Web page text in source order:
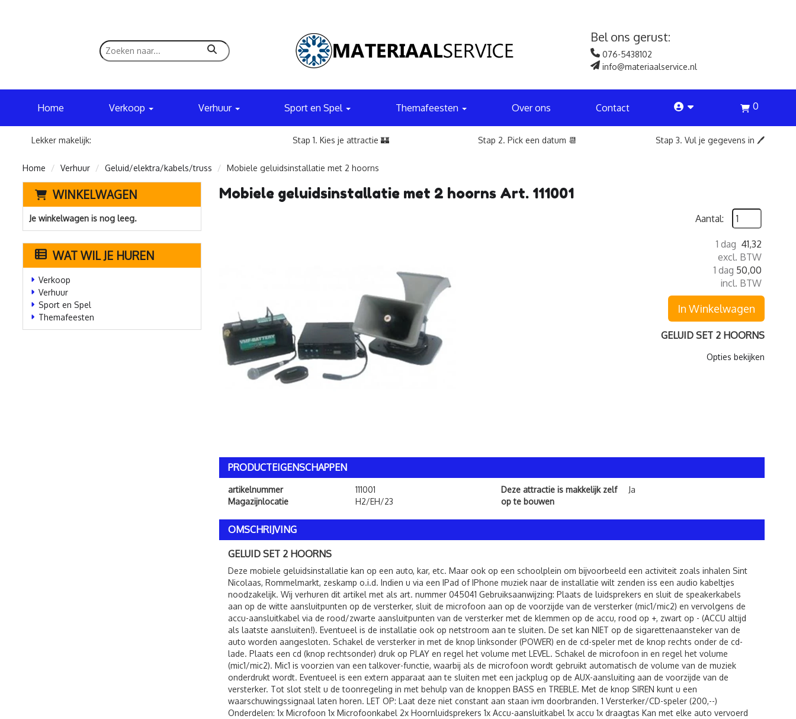
zoeken
Bel ons gerust:
076-5438102
info@materiaalservice.nl
Home Verkoop Verhuur Sport en Spel Themafeesten Over ons Contact account 0
Lekker makelijk: Stap 1. Kies je attractie 🏰 Stap 2. Pick een datum 📆 Stap 3. Vul je gegevens in 🖊️
Home Verhuur Geluid/elektra/kabels/truss Mobiele geluidsinstallatie met 2 hoorns
WINKELWAGEN
Je winkelwagen is nog leeg.
WAT WIL JE HUREN
Verkoop
Verhuur
Sport en Spel
Themafeesten
Mobiele geluidsinstallatie met 2 hoorns Art. 111001
Aantal:
1 dag 41,32
excl. BTW
1 dag 50,00
incl. BTW
In Winkelwagen
GELUID SET 2 HOORNS
Opties bekijken
PRODUCTEIGENSCHAPPEN
artikelnummer
111001
Magazijnlocatie
H2/EH/23
Deze attractie is makkelijk zelf
op te bouwen
Ja
OMSCHRIJVING
GELUID SET 2 HOORNS
Deze mobiele geluidsinstallatie kan op een auto, kar, etc. Maar ook op een schoolplein om bijvoorbeeld een activiteit zoals inhalen Sint
Nicolaas, Rommelmarkt, zeskamp o.i.d. Indien u via een IPad of IPhone muziek naar de installatie wilt zenden iss een audio kabeltjes
noodzakelijk. Wij verhuren dit artikel met als art. nummer 045041 Gebruiksaanwijzing: Plaats de luidsprekers en sluit de speakerkabels
aan op de witte aansluitpunten op de versterker, sluit de microfoon aan op de voorzijde van de versterker (mic1/mic2) en vervolgens de
accu-aansluitkabel via de rood/zwarte aansluitpunten van de versterker met de klemmen op de accu, rood op +, zwart op - (ACCU altijd
als laatste aansluiten!). Eventueel is de installatie ook op netstroom aan te sluiten. De set kan NIET op de sigarettenaansteker van de
auto worden aangesloten. Schakel de versterker in met de knop linksonder (POWER) en de cd-speler met de knop rechts onder de cd-
lade. Plaats een cd (knop rechtsonder) druk op PLAY en regel het volume met LEVEL. Schakel de microfoon in en regel het volume
(mic1/mic2). Mic1 is voorzien van een talkover-functie, waarbij als de microfoon wordt gebruikt automatisch de volume van de muziek
onderdrukt wordt. Eventueel is een extern apparaat aan te sluiten met een jackplug op de AUX-aansluiting aan de voorzijde van de
versterker. Tot slot stelt u de toonregeling in met behulp van de knoppen BASS en TREBLE. Met de knop SIREN kunt u een
waarschuwingssignaal laten horen. LET OP: Laat deze niet constant aan staan ivm doorbranden. 1 Versterker/CD-speler (200,--)
Onderdelen: 1x Microfoon 1x Microfoonkabel 2x Hoornluidsprekers 1x Accu-aansluitkabel 1x accu 1x draagtas Kan met elke auto vervoerd